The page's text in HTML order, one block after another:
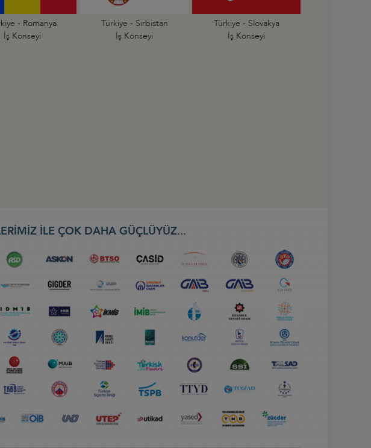
- Romanya
İş Konseyi
Türkiye - Sırbistan
İş Konseyi
Türkiye - Slovakya
İş Konseyi
İLE ÇOK DAHA GÜÇLÜYÜZ...